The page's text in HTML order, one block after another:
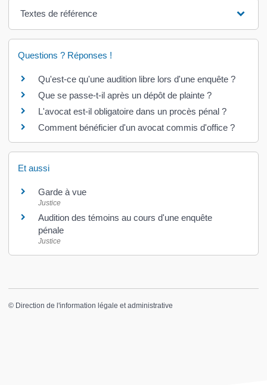
Textes de référence
Questions ? Réponses !
Qu'est-ce qu'une audition libre lors d'une enquête ?
Que se passe-t-il après un dépôt de plainte ?
L'avocat est-il obligatoire dans un procès pénal ?
Comment bénéficier d'un avocat commis d'office ?
Et aussi
Garde à vue
Justice
Audition des témoins au cours d'une enquête
pénale
Justice
© Direction de l'information légale et administrative